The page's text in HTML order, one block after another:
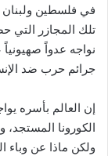
في فلسطين ولبنان
تلك المجازر التي
نواجه عدواً
جرائم حرب ضد
إن العالم بأسره
الكورونا المستجد،
ولكن ماذا عن وباء